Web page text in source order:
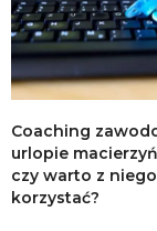
Coaching
urlopie
czy warto z niego
korzystać?